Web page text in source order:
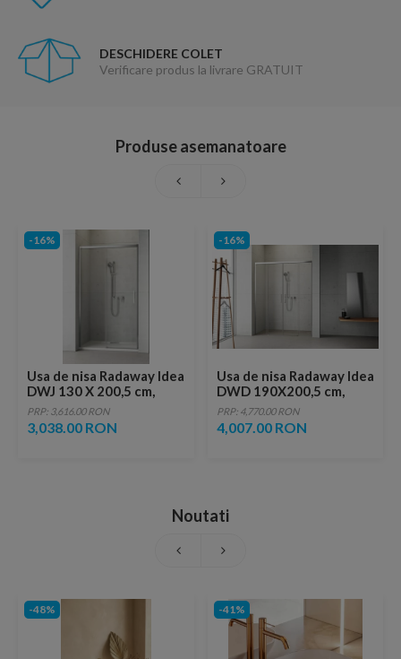
DESCHIDERE COLET
Verificare produs la livrare GRATUIT
Produse asemanatoare
-16%
Usa de nisa Radaway Idea
DWJ 130 X 200,5 cm,
sticla transparenta
PRP: 3,616.00 RON
3,038.00 RON
-16%
Usa de nisa Radaway Idea
DWD 190X200,5 cm,
sticla transparenta
PRP: 4,770.00 RON
4,007.00 RON
Noutati
-48% -41%